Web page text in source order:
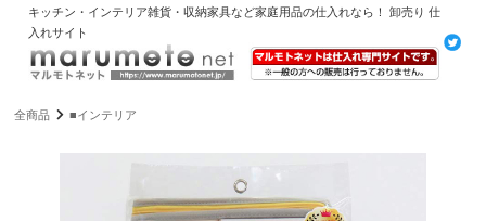
キッチン・インテリア雑貨・収納家具など家庭用品の仕入れなら！ 卸売り 仕
入れサイト
全商品 ■インテリア